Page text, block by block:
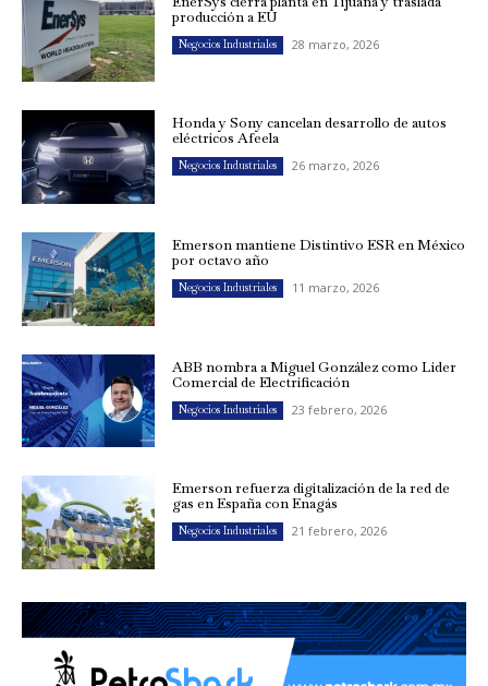
producción a EU
Negocios Industriales 28 marzo, 2026
Honda y Sony cancelan desarrollo de autos
eléctricos Afeela
Negocios Industriales 26 marzo, 2026
Emerson mantiene Distintivo ESR en México
por octavo año
Negocios Industriales 11 marzo, 2026
ABB nombra a Miguel González como Líder
Comercial de Electrificación
Negocios Industriales 23 febrero, 2026
Emerson refuerza digitalización de la red de
gas en España con Enagás
Negocios Industriales 21 febrero, 2026